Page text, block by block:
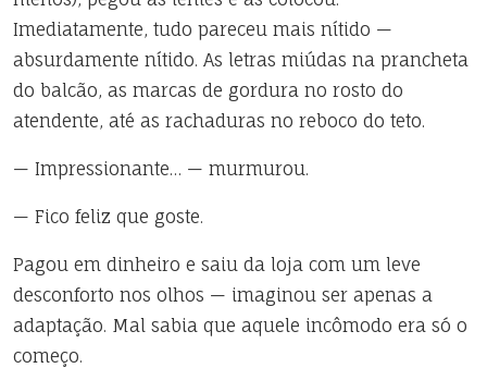
Imediatamente, tudo pareceu mais nítido —
absurdamente nítido. As letras miúdas na prancheta
do balcão, as marcas de gordura no rosto do
atendente, até as rachaduras no reboco do teto.
— Impressionante… — murmurou.
— Fico feliz que goste.
Pagou em dinheiro e saiu da loja com um leve
desconforto nos olhos — imaginou ser apenas a
adaptação. Mal sabia que aquele incômodo era só o
começo.